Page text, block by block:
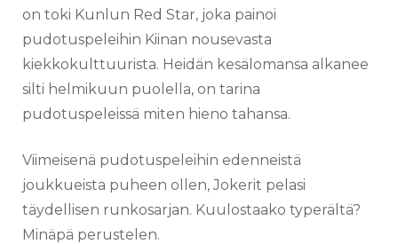
on toki Kunlun Red Star, joka painoi
pudotuspeleihin Kiinan nousevasta
kiekkokulttuurista. Heidän kesälomansa alkanee
silti helmikuun puolella, on tarina
pudotuspeleissä miten hieno tahansa.
Viimeisenä pudotuspeleihin edenneistä
joukkueista puheen ollen, Jokerit pelasi
täydellisen runkosarjan. Kuulostaako typerältä?
Minäpä perustelen.